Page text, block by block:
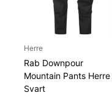
Herre
Rab Downpour
Mountain Pants Herre
Svart